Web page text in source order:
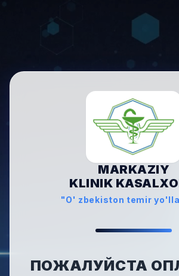
MARKAZIY
KLINIK
"O' zbekiston temir
ПОЖАЛУЙСТА